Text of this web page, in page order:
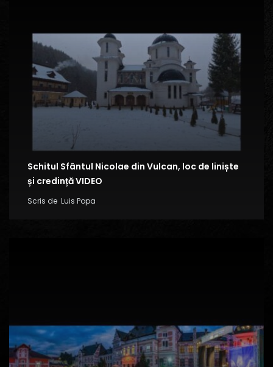
Schitul Sfântul Nicolae din Vulcan, loc de liniște
și credință VIDEO
Scris de Luis Popa